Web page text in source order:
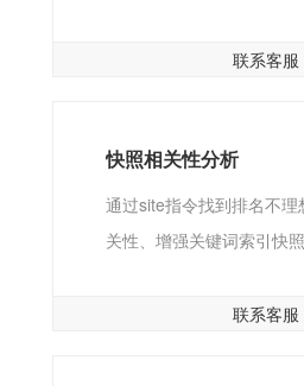
联系客服
快照相关性分析
通过site指令找到排名不
关性、增强关键词索引快
联系客服